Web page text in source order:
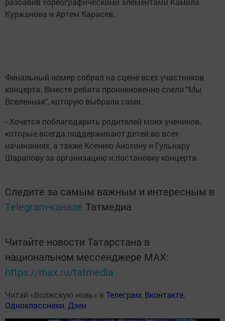
Куржанова и Артем Карасев.
Финальный номер собрал на сцене всех участников
концерта. Вместе ребята проникновенно спели "Мы
Вселенная", которую выбрали сами.
- Хочется поблагодарить родителей моих учеников,
которые всегда поддерживают детей во всех
начинаниях, а также Ксению Анохину и Гульнару
Шарапову за организацию и постановку концерта.
Следите за самым важным и интересным в
Telegram-канале Татмедиа
Читайте новости Татарстана в
национальном мессенджере MАХ:
https://max.ru/tatmedia
Читай «Волжскую новь» в Телеграм, Вконтакте,
Одноклассники, Дзен